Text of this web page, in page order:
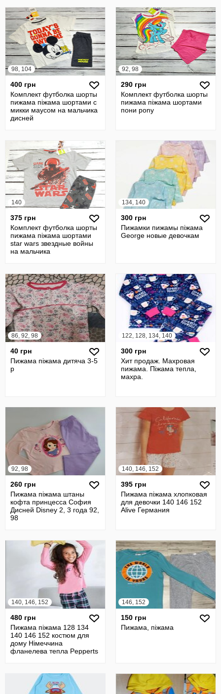
98, 104
400 грн
Комплект футболка шорты
пижама піжама шортами с
микки маусом на мальчика
дисней
92, 98
290 грн
Комплект футболка шорты
пижама піжама шортами
пони pony
140
375 грн
Комплект футболка шорты
пижама піжама шортами
star wars звездные войны
на мальчика
134, 140
300 грн
Пижамки пижамы піжама
George новые девочкам
86, 92, 98
40 грн
Пижама піжама дитяча 3-5
р
122, 128, 134, 140
300 грн
Хит продаж. Махровая
пижама. Піжама тепла,
махра.
92, 98
260 грн
Пижама піжама штаны
кофта принцесса София
Дисней Disney 2, 3 года 92,
98
140, 146, 152
395 грн
Пижама піжама хлопковая
для девочки 140 146 152
Alive Германия
140, 146, 152
480 грн
Пижама піжама 128 134
140 146 152 костюм для
дому Німеччина
фланелева тепла Pepperts
146, 152
150 грн
Пижама, піжама